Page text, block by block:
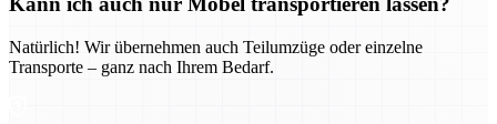
Natürlich! Wir übernehmen auch Teilumzüge oder einzelne
Transporte – ganz nach Ihrem Bedarf.